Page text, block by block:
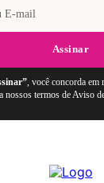
Assinar
, você concorda em
nossos termos de Aviso